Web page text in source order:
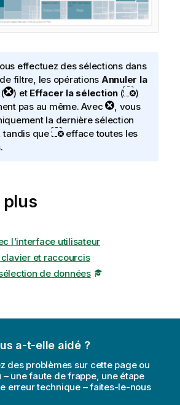
effectuez des sélections dans
filtre, les opérations Annuler la
) et Effacer la sélection (
)
pas au même. Avec
, vous
la dernière sélection
tandis que
efface toutes les
plus
l'interface utilisateur
et raccourcis
de données
a-t-elle aidé ?
des problèmes sur cette page ou
– une faute de frappe, une étape
erreur technique – faites-le-nous